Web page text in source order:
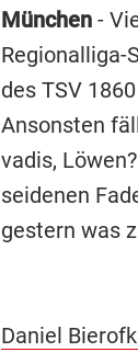
München -
Regionalliga-
des TSV
Ansonsten
vadis,
seidenen
gestern was
Daniel